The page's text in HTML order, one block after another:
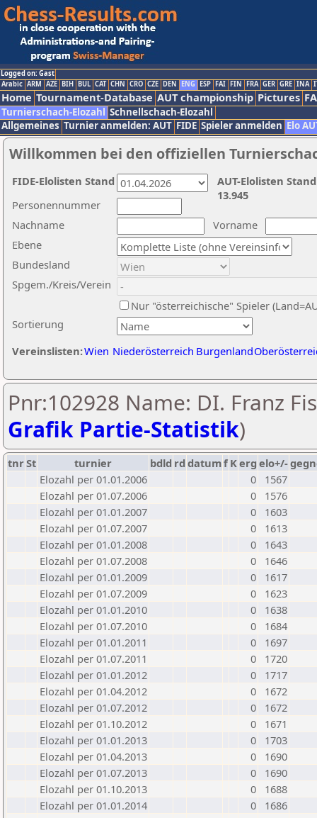
Logged on: Gast
Arabic ARM AZE BIH BUL CAT CHN CRO CZE DEN ENG ESP FAI FIN FRA GER GRE INA
Home Tournament-Database AUT championship Pictures
Turnierschach-Elozahl Schnellschach-Elozahl
Allgemeines Turnier anmelden: AUT FIDE Spieler anmelden Elo
Willkommen bei den offiziellen
Nachname
Vorname
Ebene
Sortierung
Personennummer
Bundesland
Spgem./Kreis/Verein
Nur "österreichische" Spieler
Vereinslisten:Wien Niederösterreich Burgenland
AUT-Elolisten
13.945
FIDE-Elolisten Stand
Pnr:102928 Name: DI. Franz
Grafik Partie-Statistik)
tnrSt turnier bdld rd datumf Kerg elo+/-
Elozahl per 01.01.2006
0
1567
Elozahl per 01.07.2006
0
1576
Elozahl per 01.01.2007
0
1603
Elozahl per 01.07.2007
0
1613
Elozahl per 01.01.2008
0
1643
Elozahl per 01.07.2008
0
1646
Elozahl per 01.01.2009
0
1617
Elozahl per 01.07.2009
0
1623
Elozahl per 01.01.2010
0
1638
Elozahl per 01.07.2010
0
1684
Elozahl per 01.01.2011
0
1697
Elozahl per 01.07.2011
0
1720
Elozahl per 01.01.2012
0
1717
Elozahl per 01.04.2012
0
1672
Elozahl per 01.07.2012
0
1672
Elozahl per 01.10.2012
0
1671
Elozahl per 01.01.2013
0
1703
Elozahl per 01.04.2013
0
1690
Elozahl per 01.07.2013
0
1690
Elozahl per 01.10.2013
0
1688
Elozahl per 01.01.2014
0
1686